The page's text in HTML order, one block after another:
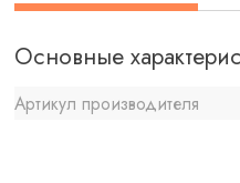
Основные
Артикул производителя